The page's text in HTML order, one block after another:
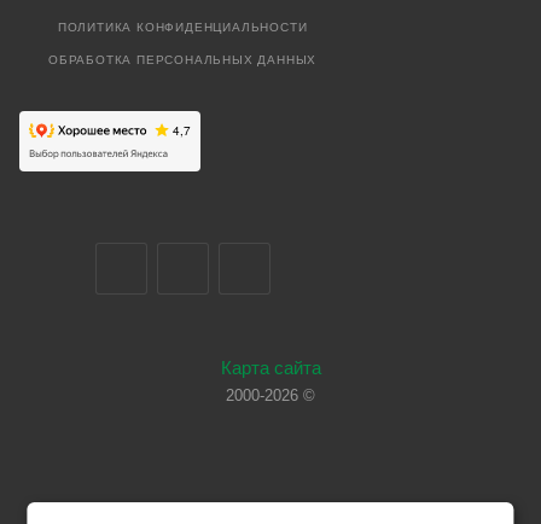
ПОЛИТИКА КОНФИДЕНЦИАЛЬНОСТИ
ОБРАБОТКА ПЕРСОНАЛЬНЫХ ДАННЫХ
Карта сайта
2000-2026 ©